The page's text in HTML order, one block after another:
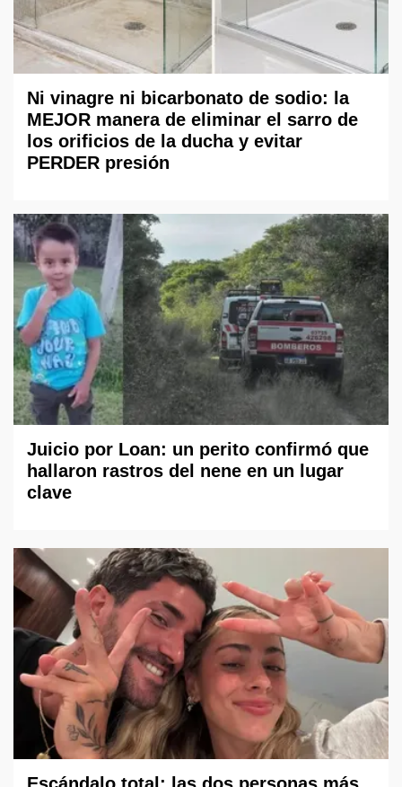
Ni vinagre ni bicarbonato de sodio: la
MEJOR manera de eliminar el sarro de
los orificios de la ducha y evitar
PERDER presión
Juicio por Loan: un perito confirmó que
hallaron rastros del nene en un lugar
clave